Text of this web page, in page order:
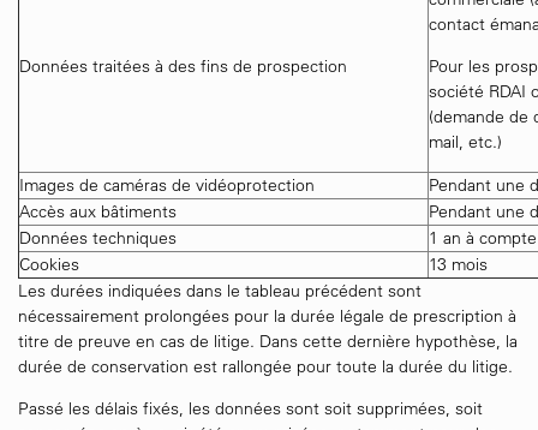
Données traitées à des fins de prospection
contact
Pour les
société RDAI
(demande de
mail, etc.)
Images de caméras de vidéoprotection
Pendant une
Accès aux bâtiments
Pendant une
Données techniques
1 an à
Cookies
13 mois
Les durées indiquées dans le tableau précédent sont
nécessairement prolongées pour la durée légale de prescription à
titre de preuve en cas de litige. Dans cette dernière hypothèse, la
durée de conservation est rallongée pour toute la durée du litige.
Passé les délais fixés, les données sont soit supprimées, soit